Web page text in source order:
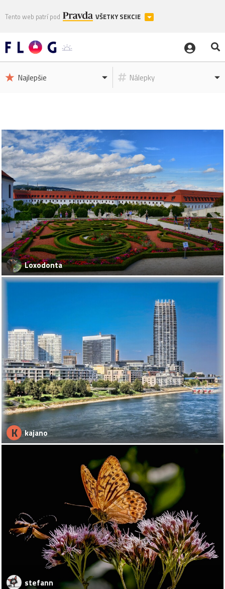
Tento web patrí pod VŠETKY SEKCIE
Najlepšie Nálepky
Loxodonta
K kajano
stefann